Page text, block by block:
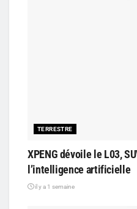
TERRESTRE
XPENG dévoile le L03,
l’intelligence artificielle
il y a 1 semaine